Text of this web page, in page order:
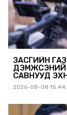
ЗАСГИЙН
ДЭМЖСЭНИЙ ҮР ДҮНД
САВНУУД
2026-08-08